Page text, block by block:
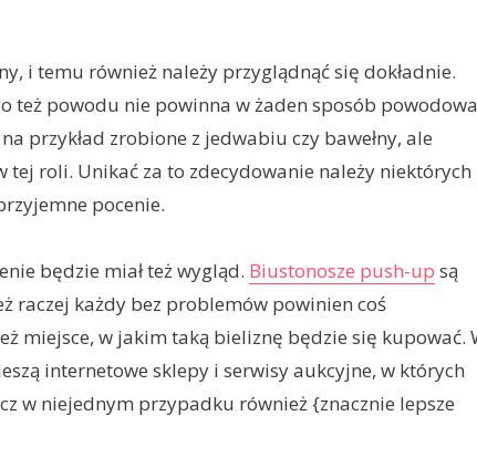
i temu również należy przyglądnąć się dokładnie.
też powodu nie powinna w żaden sposób
przykład zrobione z jedwabiu czy bawełny, ale
roli. Unikać za to zdecydowanie należy niektórych
pocenie.
będzie miał też wygląd. Biustonosze push-up są
raczej każdy bez problemów powinien coś
miejsce, w jakim taką bieliznę będzie się kupować.
internetowe sklepy i serwisy aukcyjne, w których
w niejednym przypadku również {znacznie lepsze